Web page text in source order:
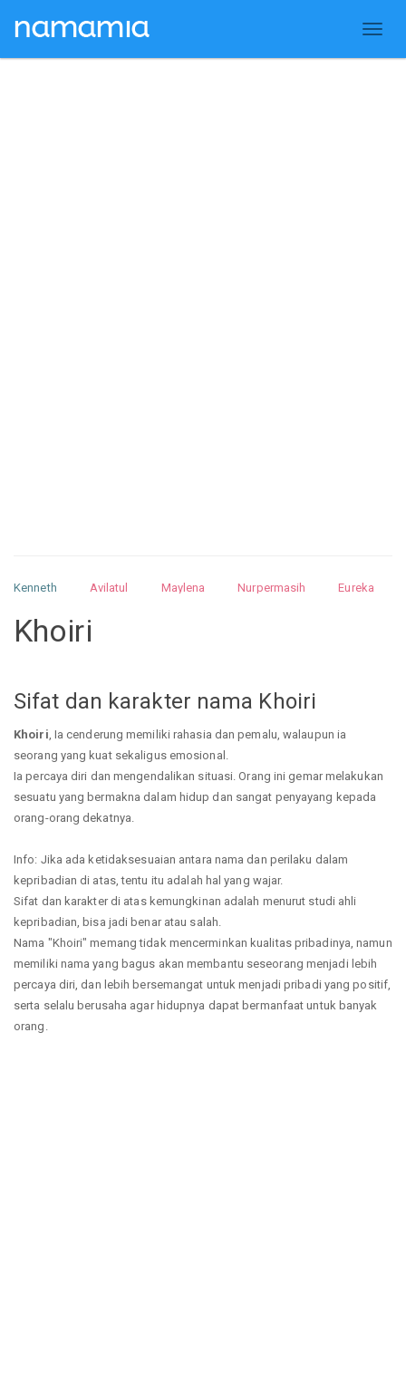
Kenneth Avilatul Maylena Nurpermasih
Eureka
Nurhilman
Pathin
Khoiri
Sifat dan karakter nama Khoiri
Khoiri , Ia cenderung memiliki rahasia dan pemalu, walaupun ia
seorang yang kuat sekaligus emosional.
Ia percaya diri dan mengendalikan situasi. Orang ini gemar melakukan
sesuatu yang bermakna dalam hidup dan sangat penyayang kepada
orang-orang dekatnya.
Info: Jika ada ketidaksesuaian antara nama dan perilaku dalam
kepribadian di atas, tentu itu adalah hal yang wajar.
Sifat dan karakter di atas kemungkinan adalah menurut studi ahli
kepribadian, bisa jadi benar atau salah.
Nama "Khoiri" memang tidak mencerminkan kualitas pribadinya, namun
memiliki nama yang bagus akan membantu seseorang menjadi lebih
percaya diri, dan lebih bersemangat untuk menjadi pribadi yang positif,
serta selalu berusaha agar hidupnya dapat bermanfaat untuk banyak
orang.